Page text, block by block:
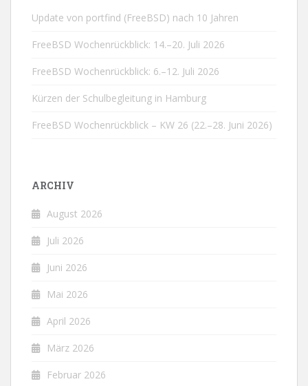
Update von portfind (FreeBSD) nach 10 Jahren
FreeBSD Wochenrückblick: 14.–20. Juli 2026
FreeBSD Wochenrückblick: 6.–12. Juli 2026
Kürzen der Schulbegleitung in Hamburg
FreeBSD Wochenrückblick – KW 26 (22.–28. Juni 2026)
ARCHIV
August 2026
Juli 2026
Juni 2026
Mai 2026
April 2026
März 2026
Februar 2026